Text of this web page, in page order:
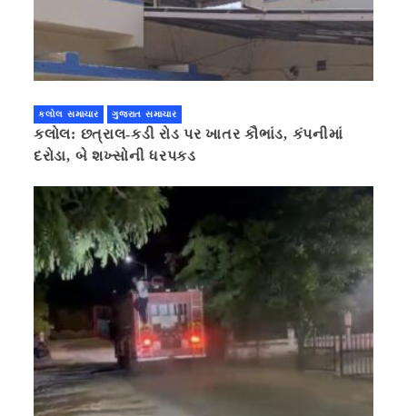
કલોલ સમાચાર ગુજરાત સમાચાર
કલોલ: છત્રાલ-કડી રોડ પર ખાતર કૌભાંડ, કંપનીમાં
દરોડા, બે શખ્સોની ધરપકડ